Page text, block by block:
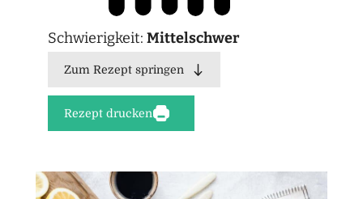
Schwierigkeit: Mittelschwer
Zum Rezept springen
Rezept drucken